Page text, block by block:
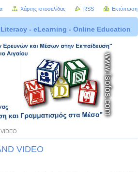
- eLearning - Online Education
VIDEO
Χάρτης ιστοσελίδας RSS Εκτύπωση